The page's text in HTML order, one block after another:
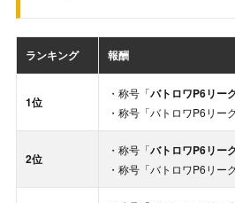
ランキング 報酬
1位
・称号「バトロワP6リー
・称号「バトロワP6リー
2位
・称号「バトロワP6リー
・称号「バトロワP6リー